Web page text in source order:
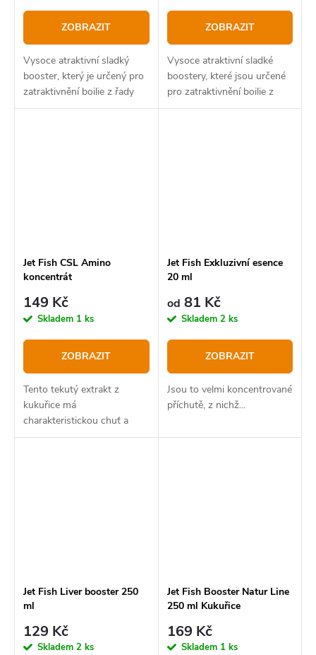
ZOBRAZIT
Vysoce atraktivní sladký
booster, který je určený pro
zatraktivnění boilie z řady
Speciál Amur.
ZOBRAZIT
Vysoce atraktivní sladké
boostery, které jsou určené
pro zatraktivnění boilie z
řady Premium Classic. Lze je
Jet Fish CSL Amino
koncentrát
149 Kč
Skladem 1 ks
ZOBRAZIT
Tento tekutý extrakt z
kukuřice má
charakteristickou chuť a
vůni.
Jet Fish Exkluzivní esence
20 ml
od 81 Kč
Skladem 2 ks
ZOBRAZIT
Jsou to velmi koncentrované
příchutě, z nichž...
Jet Fish Liver booster 250
ml
129 Kč
Skladem 2 ks
Jet Fish Booster Natur Line
250 ml Kukuřice
169 Kč
Skladem 1 ks